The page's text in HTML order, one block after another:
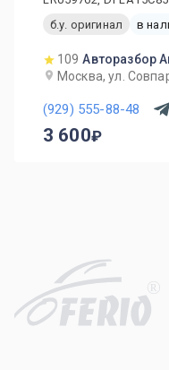
б.у. оригинал
в
109 Авторазбор
Москва, ул.
(929) 555-88-48
3 600
R